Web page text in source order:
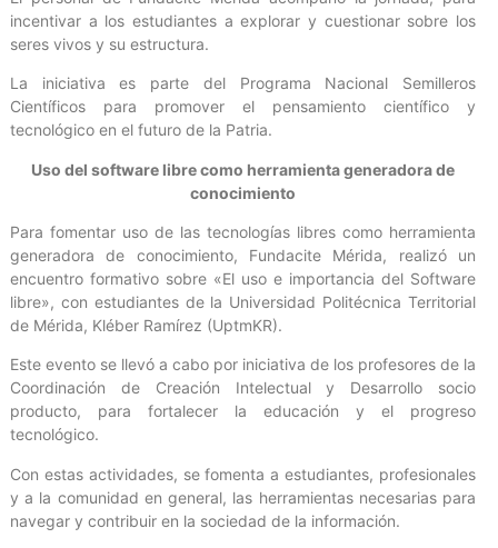
incentivar a los estudiantes a explorar y cuestionar sobre los
seres vivos y su estructura.
La iniciativa es parte del Programa Nacional Semilleros
Científicos para promover el pensamiento científico y
tecnológico en el futuro de la Patria.
Uso del software libre como herramienta generadora de
conocimiento
Para fomentar uso de las tecnologías libres como herramienta
generadora de conocimiento, Fundacite Mérida, realizó un
encuentro formativo sobre «El uso e importancia del Software
libre», con estudiantes de la Universidad Politécnica Territorial
de Mérida, Kléber Ramírez (UptmKR).
Este evento se llevó a cabo por iniciativa de los profesores de la
Coordinación de Creación Intelectual y Desarrollo socio
producto, para fortalecer la educación y el progreso
tecnológico.
Con estas actividades, se fomenta a estudiantes, profesionales
y a la comunidad en general, las herramientas necesarias para
navegar y contribuir en la sociedad de la información.